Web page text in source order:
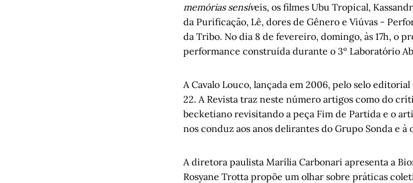
memórias sensíveis, os filmes Ubu Tropical,
da Purificação, Lê, dores de Gênero e Viúvas -
da Tribo. No dia 8 de fevereiro, domingo, às 17h, o
performance construída durante o 3º Laboratório
A Cavalo Louco, lançada em 2006, pelo selo
22. A Revista traz neste número artigos como do
becketiano revisitando a peça Fim de Partida e o
nos conduz aos anos delirantes do Grupo Sonda e à
A diretora paulista Marília Carbonari apresenta a
Rosyane Trotta propõe um olhar sobre práticas